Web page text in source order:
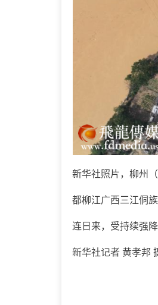
新华社照片，柳州
都柳江广西三江侗
连日来，受持续强
新华社记者 黄孝邦